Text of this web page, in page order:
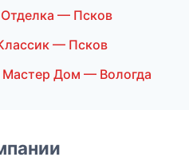
— Псков
— Псков
Мастер Дом — Вологда